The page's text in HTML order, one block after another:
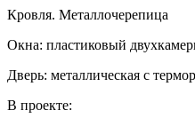
Кровля. Металлочерепица
Окна: пластиковый
Дверь: металлическая с
В проекте: